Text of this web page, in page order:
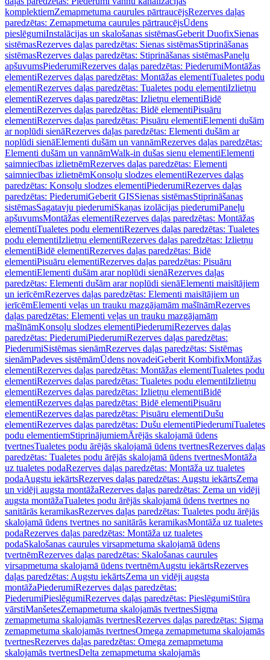
komplektiemZemapmetuma caurules pārtraucējsRezerves daļas
paredzētas: Zemapmetuma caurules pārtraucējsŪdens
pieslēgumiInstalācijas un skalošanas sistēmasGeberit DuofixSienas
sistēmasRezerves daļas paredzētas: Sienas sistēmasStiprināšanas
sistēmasRezerves daļas paredzētas: Stiprināšanas sistēmasPaneļu
apšuvumsPiederumiRezerves daļas paredzētas: PiederumiMontāžas
elementiRezerves daļas paredzētas: Montāžas elementiTualetes podu
elementiRezerves daļas paredzētas: Tualetes podu elementiIzlietņu
elementiRezerves daļas paredzētas: Izlietņu elementiBidē
elementiRezerves daļas paredzētas: Bidē elementiPisuāru
elementiRezerves daļas paredzētas: Pisuāru elementiElementi dušām
ar noplūdi sienāRezerves daļas paredzētas: Elementi dušām ar
noplūdi sienāElementi dušām un vannāmRezerves daļas paredzētas:
Elementi dušām un vannāmWalk-in dušas sienu elementiElementi
saimniecības izlietnēmRezerves daļas paredzētas: Elementi
saimniecības izlietnēmKonsoļu slodzes elementiRezerves daļas
paredzētas: Konsoļu slodzes elementiPiederumiRezerves daļas
paredzētas: PiederumiGeberit GISSienas sistēmasStiprināšanas
sistēmasSagatavju piederumiSkaņas izolācijas piederumiPaneļu
apšuvumsMontāžas elementiRezerves daļas paredzētas: Montāžas
elementiTualetes podu elementiRezerves daļas paredzētas: Tualetes
podu elementiIzlietņu elementiRezerves daļas paredzētas: Izlietņu
elementiBidē elementiRezerves daļas paredzētas: Bidē
elementiPisuāru elementiRezerves daļas paredzētas: Pisuāru
elementiElementi dušām arar noplūdi sienāRezerves daļas
paredzētas: Elementi dušām arar noplūdi sienāElementi maisītājiem
un ierīcēmRezerves daļas paredzētas: Elementi maisītājiem un
ierīcēmElementi veļas un trauku mazgājamām mašīnāmRezerves
daļas paredzētas: Elementi veļas un trauku mazgājamām
mašīnāmKonsoļu slodzes elementiPiederumiRezerves daļas
paredzētas: PiederumiPiederumiRezerves daļas paredzētas:
PiederumiSistēmas sienāmRezerves daļas paredzētas: Sistēmas
sienāmPadeves sistēmāmŪdens novadeiGeberit KombifixMontāžas
elementiRezerves daļas paredzētas: Montāžas elementiTualetes podu
elementiRezerves daļas paredzētas: Tualetes podu elementiIzlietņu
elementiRezerves daļas paredzētas: Izlietņu elementiBidē
elementiRezerves daļas paredzētas: Bidē elementiPisuāru
elementiRezerves daļas paredzētas: Pisuāru elementiDušu
elementiRezerves daļas paredzētas: Dušu elementiPiederumiTualetes
podu elementiemStiprinājumiemĀrējās skalojamā ūdens
tvertnesTualetes podu ārējās skalojamā ūdens tvertnesRezerves daļas
paredzētas: Tualetes podu ārējās skalojamā ūdens tvertnesMontāža
uz tualetes podaRezerves daļas paredzētas: Montāža uz tualetes
podaAugstu iekārtsRezerves daļas paredzētas: Augstu iekārtsZema
un vidēji augsta montāžaRezerves daļas paredzētas: Zema un vidēji
augsta montāžaTualetes podu ārējās skalojamā ūdens tvertnes no
sanitārās keramikasRezerves daļas paredzētas: Tualetes podu ārējās
skalojamā ūdens tvertnes no sanitārās keramikasMontāža uz tualetes
podaRezerves daļas paredzētas: Montāža uz tualetes
podaSkalošanas caurules virsapmetuma skalojamā ūdens
tvertnēmRezerves daļas paredzētas: Skalošanas caurules
virsapmetuma skalojamā ūdens tvertnēmAugstu iekārtsRezerves
daļas paredzētas: Augstu iekārtsZema un vidēji augsta
montāžaPiederumiRezerves daļas paredzētas:
PiederumiPieslēgumiRezerves daļas paredzētas: PieslēgumiStūra
vārstiManšetesZemapmetuma skalojamās tvertnesSigma
zemapmetuma skalojamās tvertnesRezerves daļas paredzētas: Sigma
zemapmetuma skalojamās tvertnesOmega zemapmetuma skalojamās
tvertnesRezerves daļas paredzētas: Omega zemapmetuma
skalojamās tvertnesDelta zemapmetuma skalojamās